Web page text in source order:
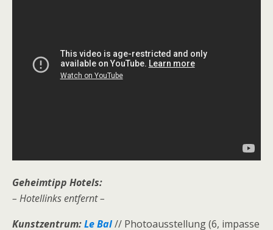
Geheimtipp Hotels:
– Hotellinks entfernt –
Kunstzentrum:Le Bal// Photoausstellung (6, impasse